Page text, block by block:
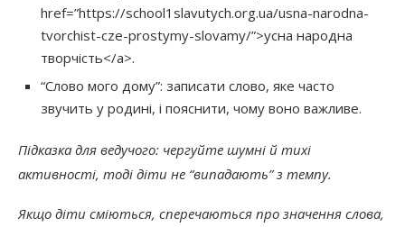
href=”https://school1slavutych.org.ua/usna-narodna-
tvorchist-cze-prostymy-slovamy/”>усна народна
творчість</a>.
“Слово мого дому”: записати слово, яке часто
звучить у родині, і пояснити, чому воно важливе.
Підказка для ведучого: чергуйте шумні й тихі
активності, тоді діти не “випадають” з темпу.
Якщо діти сміються, сперечаються про значення слова,